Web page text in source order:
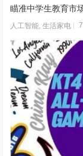
瞄准中学生教育市
人工智能,生活家电